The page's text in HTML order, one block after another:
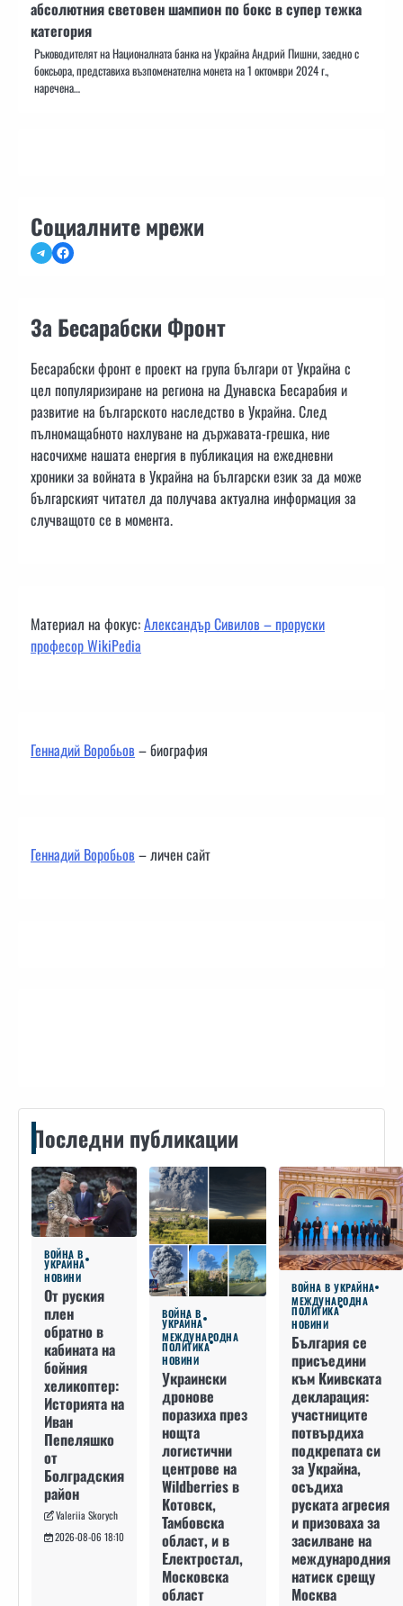
абсолютния световен шампион по бокс в супер тежка
категория
Ръководителят на Националната банка на Украйна Андрий Пишни, заедно с
боксьора, представиха възпоменателна монета на 1 октомври 2024 г.,
наречена…
Социалните мрежи
TelegramFacebook
За Бесарабски Фронт
Бесарабски фронт е проект на група българи от Украйна с
цел популяризиране на региона на Дунавска Бесарабия и
развитие на българското наследство в Украйна. След
пълномащабното нахлуване на държавата-грешка, ние
насочихме нашата енергия в публикация на ежедневни
хроники за войната в Украйна на български език за да може
българският читател да получава актуална информация за
случващото се в момента.
Материал на фокус:Александър Сивилов – проруски
професор WikiPedia
Геннадий Воробьов– биография
Геннадий Воробьов– личен сайт
Последни публикации
ВОЙНА В
УКРАЙНА
НОВИНИ
От руския
плен
обратно в
кабината на
бойния
хеликоптер:
Историята на
Иван
Пепеляшко
от
Болградския
район
Valeriia Skorych
2026-08-06 18:10
ВОЙНА В
УКРАЙНА
МЕЖДУНАРОДНА
ПОЛИТИКА
НОВИНИ
Украински
дронове
поразиха през
нощта
логистични
центрове на
Wildberries в
Котовск,
Тамбовска
област, и в
Електростал,
Московска
област
ВОЙНА В УКРАЙНА
МЕЖДУНАРОДНА
ПОЛИТИКА
НОВИНИ
България се
присъедини
към Киивската
декларация:
участниците
потвърдиха
подкрепата си
за Украйна,
осъдиха
руската агресия
и призоваха за
засилване на
международния
натиск срещу
Москва